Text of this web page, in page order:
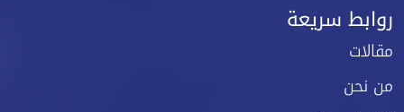
روابط سريعة
مقالات
من نحن